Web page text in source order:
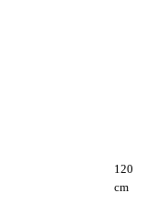
120
cm